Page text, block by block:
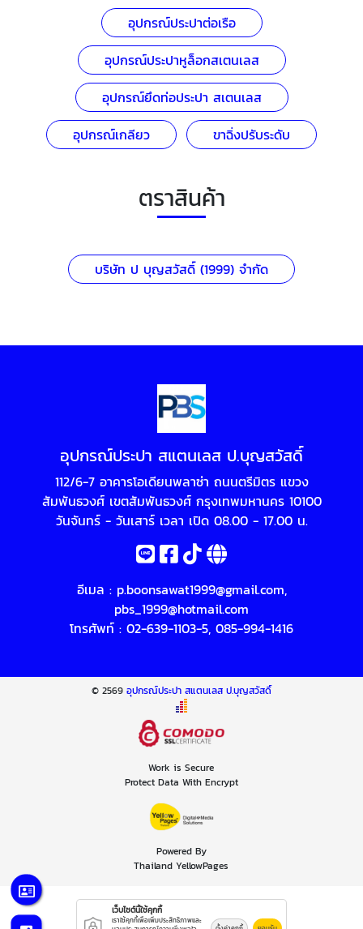
อุปกรณ์ประปาต่อเรือ
อุปกรณ์ประปาหูล็อกสเตนเลส
อุปกรณ์ยึดท่อประปา สเตนเลส
อุปกรณ์เกลียว
ขาฉิ่งปรับระดับ
ตราสินค้า
บริษัท ป บุญสวัสดิ์ (1999) จำกัด
อุปกรณ์ประปา สแตนเลส ป.บุญสวัสดิ์
112/6-7 อาคารโอเดียนพลาซ่า ถนนตรีมิตร แขวง
สัมพันธวงศ์ เขตสัมพันธวงศ์ กรุงเทพมหานคร 10100
วันจันทร์ - วันเสาร์ เวลา เปิด 08.00 - 17.00 น.
อีเมล : p.boonsawat1999@gmail.com,
pbs_1999@hotmail.com
โทรศัพท์ : 02-639-1103-5, 085-994-1416
© 2569 อุปกรณ์ประปา สแตนเลส ป.บุญสวัสดิ์
Work is Secure
Protect Data With Encrypt
Powered By
Thailand YellowPages
เว็บไซต์นี้ใช้คุกกี้
เราใช้คุกกี้เพื่อเพิ่มประสิทธิภาพและ